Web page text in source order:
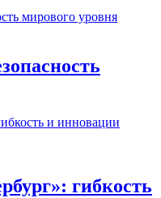
гибкость